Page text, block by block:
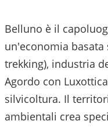
Belluno è il
un'economia
trekking), industria
Agordo con
silvicoltura. Il
ambientali crea